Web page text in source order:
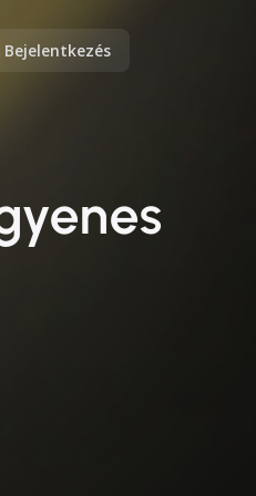
Bejelentkezés